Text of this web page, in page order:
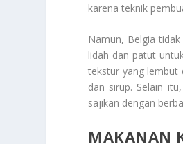
karena teknik
Namun, Belgia
lidah dan patut
tekstur yang lembut
dan sirup. Selain
sajikan dengan
MAKANAN